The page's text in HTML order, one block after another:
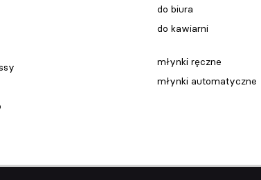
do biura
do kawiarni
młynki ręczne
młynki automatyczne